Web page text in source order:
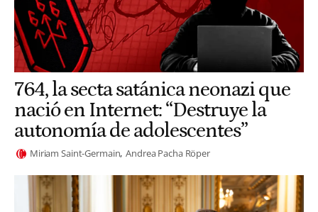
764, la secta satánica neonazi que
nació en Internet: “Destruye la
autonomía de adolescentes”
Miriam Saint-Germain Andrea Pacha Röper